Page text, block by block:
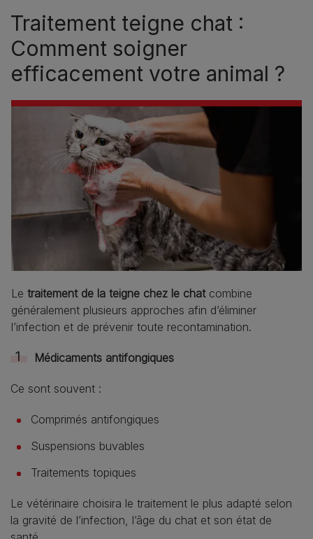
Traitement teigne chat :
Comment soigner
efficacement votre animal ?
Le traitement de la teigne chez le chatcombine
généralement plusieurs approches afin d’éliminer
l’infection et de prévenir toute recontamination.
Médicaments antifongiques
Ce sont souvent :
Comprimés antifongiques
Suspensions buvables
Traitements topiques
Le vétérinaire choisira le traitement le plus adapté selon
la gravité de l’infection, l’âge du chat et son état de